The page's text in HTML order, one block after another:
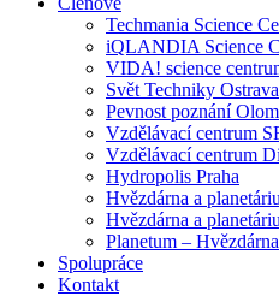
Techmania Science
iQLANDIA Science
VIDA! science
Svět Techniky Ostrava
Pevnost poznání
Vzdělávací centrum
Vzdělávací centrum
Hydropolis Praha
Hvězdárna a
Hvězdárna a
Planetum –
Spolupráce
Kontakt